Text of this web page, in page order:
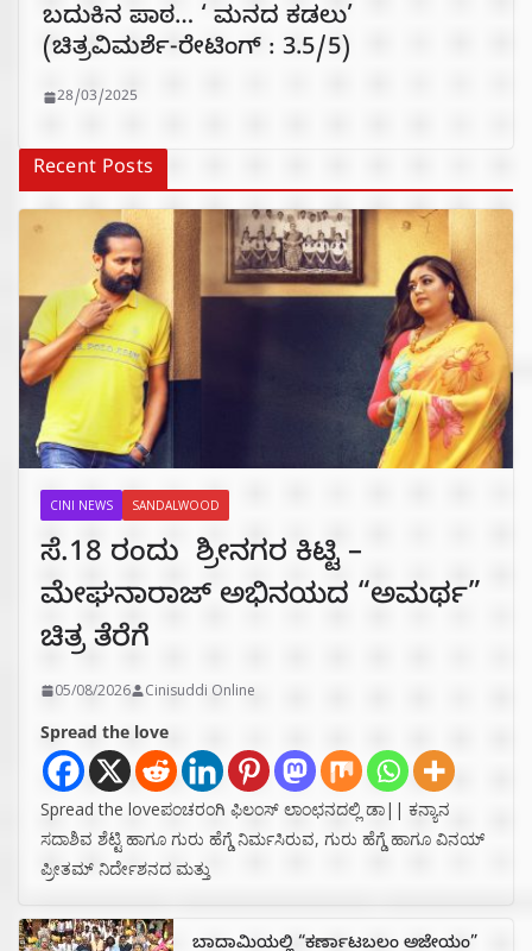
ಬದುಕಿನ ಪಾಠ… ‘ ಮನದ ಕಡಲು’
(ಚಿತ್ರವಿಮರ್ಶೆ-ರೇಟಿಂಗ್ : 3.5/5)
28/03/2025
Recent Posts
CINI NEWS SANDALWOOD
ಸೆ.18 ರಂದು ಶ್ರೀನಗರ ಕಿಟ್ಟಿ –
ಮೇಘನಾರಾಜ್ ಅಭಿನಯದ “ಅಮರ್ಥ”
ಚಿತ್ರ ತೆರೆಗೆ
05/08/2026 Cinisuddi Online
Spread the love
Spread the loveಪಂಚರಂಗಿ ಫಿಲಂಸ್ ಲಾಂಛನದಲ್ಲಿ ಡಾ|| ಕನ್ಯಾನ
ಸದಾಶಿವ ಶೆಟ್ಟಿ ಹಾಗೂ ಗುರು ಹೆಗ್ಡೆ ನಿರ್ಮಸಿರುವ, ಗುರು ಹೆಗ್ಡೆ ಹಾಗೂ ವಿನಯ್
ಪ್ರೀತಮ್ ನಿರ್ದೇಶನದ ಮತ್ತು
ಬಾದಾಮಿಯಲ್ಲಿ “ಕರ್ಣಾಟಬಲಂ ಅಜೇಯಂ”